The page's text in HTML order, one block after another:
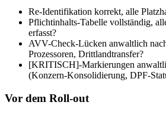
Re-Identifikation korrekt, alle
Pflichtinhalts-Tabelle vollständig,
erfasst?
AVV-Check-Lücken anwaltlich
Prozessoren, Drittlandtransfer?
[KRITISCH]-Markierungen
(Konzern-Konsolidierung, DPF-
Vor dem Roll-out